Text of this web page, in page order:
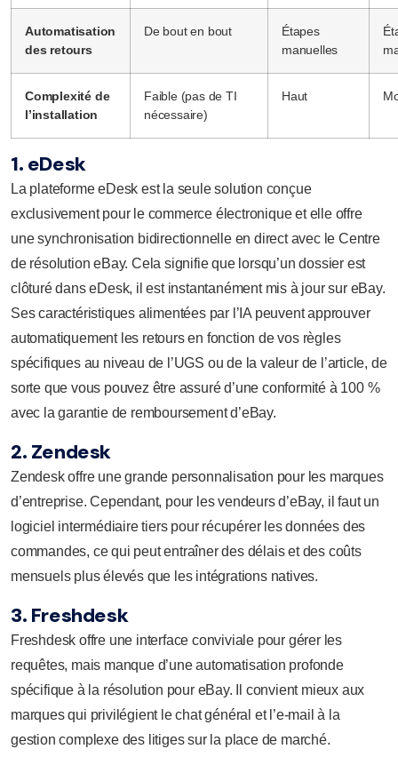
Automatisation
des retours
De bout en bout
Étapes
manuelles
Complexité de
l’installation
Faible (pas de TI
nécessaire)
Haut
1. eDesk
La plateforme eDesk est la seule solution conçue
exclusivement pour le commerce électronique et elle offre
une synchronisation bidirectionnelle en direct avec le Centre
de résolution eBay. Cela signifie que lorsqu’un dossier est
clôturé dans eDesk, il est instantanément mis à jour sur eBay.
Ses caractéristiques alimentées par l’IA peuvent approuver
automatiquement les retours en fonction de vos règles
spécifiques au niveau de l’UGS ou de la valeur de l’article, de
sorte que vous pouvez être assuré d’une conformité à 100 %
avec la garantie de remboursement d’eBay.
2. Zendesk
Zendesk offre une grande personnalisation pour les marques
d’entreprise. Cependant, pour les vendeurs d’eBay, il faut un
logiciel intermédiaire tiers pour récupérer les données des
commandes, ce qui peut entraîner des délais et des coûts
mensuels plus élevés que les intégrations natives.
3. Freshdesk
Freshdesk offre une interface conviviale pour gérer les
requêtes, mais manque d’une automatisation profonde
spécifique à la résolution pour eBay. Il convient mieux aux
marques qui privilégient le chat général et l’e-mail à la
gestion complexe des litiges sur la place de marché.